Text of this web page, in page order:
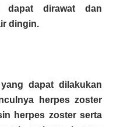
dapat dirawat dan
dingin.
dapat dilakukan
herpes zoster
herpes zoster serta